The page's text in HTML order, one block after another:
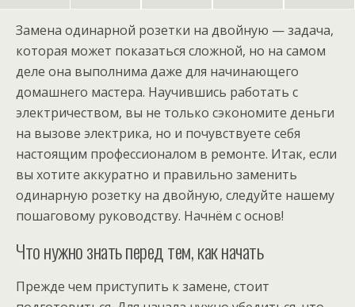
Замена одинарной розетки на двойную — задача,
которая может показаться сложной, но на самом
деле она выполнима даже для начинающего
домашнего мастера. Научившись работать с
электричеством, вы не только сэкономите деньги
на вызове электрика, но и почувствуете себя
настоящим профессионалом в ремонте. Итак, если
вы хотите аккуратно и правильно заменить
одинарную розетку на двойную, следуйте нашему
пошаговому руководству. Начнём с основ!
Что нужно знать перед тем, как начать
Прежде чем приступить к замене, стоит